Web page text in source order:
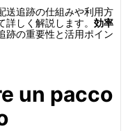
送追跡の仕組みや利用方
しく解説します。 効率
跡の重要性と活用ポイン
un pacco